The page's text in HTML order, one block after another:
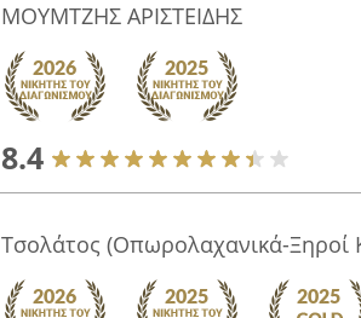
ΜΟΥΜΤΖΗΣ ΑΡΙΣΤΕΙΔΗΣ
8.4
Τσολάτος (Οπωρολαχανικά-Ξηροί